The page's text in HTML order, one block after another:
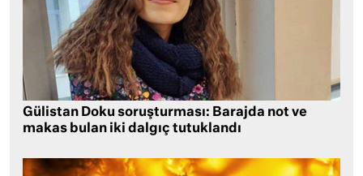
Gülistan Doku soruşturması: Barajda not ve
makas bulan iki dalgıç tutuklandı